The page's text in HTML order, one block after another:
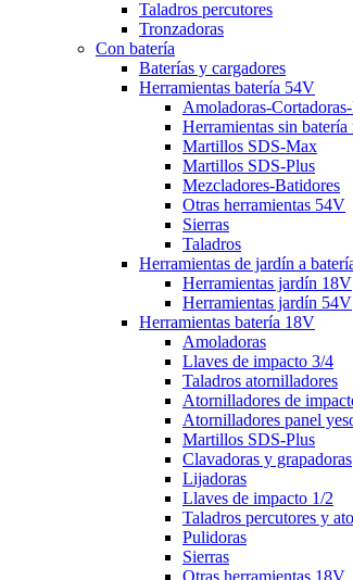
Taladros percutores
Tronzadoras
Con batería
Baterías y cargadores
Herramientas batería 54V
Amoladoras-
Herramientas sin
Martillos SDS-Max
Martillos SDS-Plus
Mezcladores-Batidores
Otras herramientas 54V
Sierras
Taladros
Herramientas de jardín a
Herramientas jardín 18V
Herramientas jardín 54V
Herramientas batería 18V
Amoladoras
Llaves de impacto 3/4
Taladros atornilladores
Atornilladores de
Atornilladores panel
Martillos SDS-Plus
Clavadoras y grapadoras
Lijadoras
Llaves de impacto 1/2
Taladros percutores y
Pulidoras
Sierras
Otras herramientas 18V